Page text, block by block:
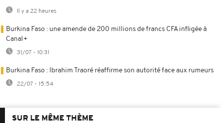
Il y a 22 heures
Burkina Faso : une amende de 200 millions de francs CFA infligée à
Canal+
31/07 - 10:31
Burkina Faso : Ibrahim Traoré réaffirme son autorité face aux rumeurs
22/07 - 15:54
SUR LE MÊME THÈME